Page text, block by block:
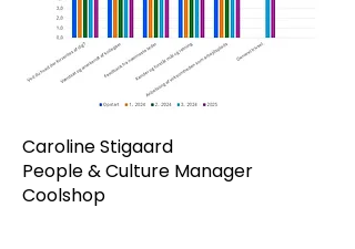
Caroline Stigaard
People & Culture Manager
Coolshop